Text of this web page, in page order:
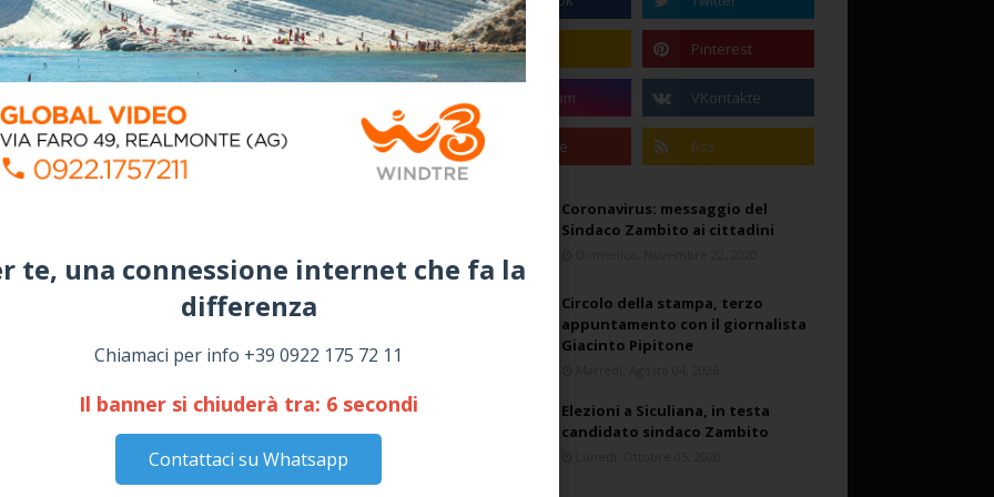
te, una connessione internet che fa la
differenza​
Chiamaci per info +39 0922 175 72 11
Il banner si chiuderà tra: 5 secondi
Contattaci su Whatsapp
Coronavirus: messaggio del
Sindaco Zambito ai cittadini
Circolo della stampa, terzo
appuntamento con il giornalista
Giacinto Pipitone
Elezioni a Siculiana, in testa
candidato sindaco Zambito